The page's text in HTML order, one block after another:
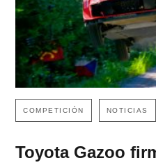
COMPETICIÓN NOTICIAS
Toyota Gazoo